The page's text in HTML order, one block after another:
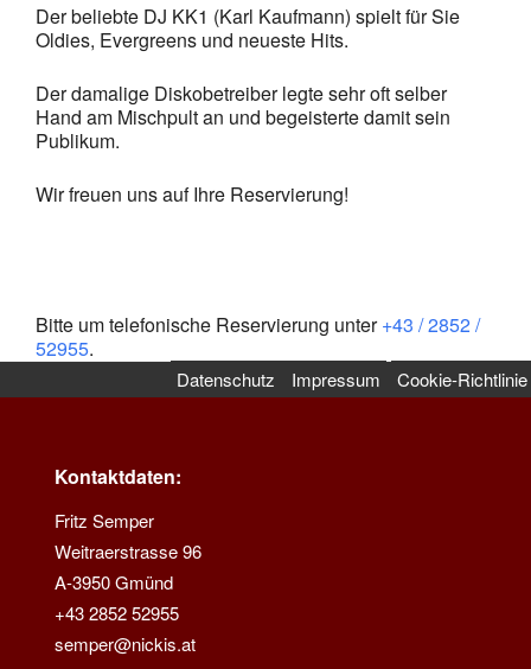
Der beliebte DJ KK1 (Karl Kaufmann) spielt für Sie
Oldies, Evergreens und neueste Hits.
Der damalige Diskobetreiber legte sehr oft selber
Hand am Mischpult an und begeisterte damit sein
Publikum.
Wir freuen uns auf Ihre Reservierung!
Bitte um telefonische Reservierung unter+43 / 2852 /
52955.
Datenschutz Impressum Cookie-Richtlinie
Kontaktdaten:
Fritz Semper
Weitraerstrasse 96
A-3950 Gmünd
+43 2852 52955
semper@nickis.at